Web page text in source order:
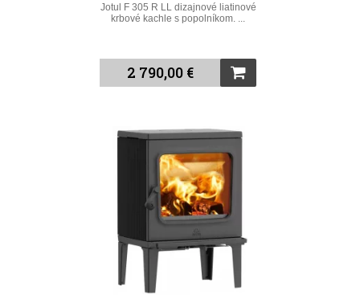
Jotul F 305 R LL dizajnové liatinové
krbové kachle s popolníkom. ...
2 790,00 €